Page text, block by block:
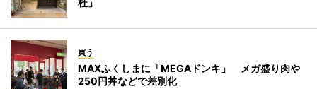
杜」
買う
MAXふくしまに「MEGAドンキ」 メガ盛り肉や
250円丼などで差別化